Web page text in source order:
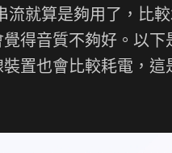
流就算是夠用了，比
得音質不夠好。以
置也會比較耗電，